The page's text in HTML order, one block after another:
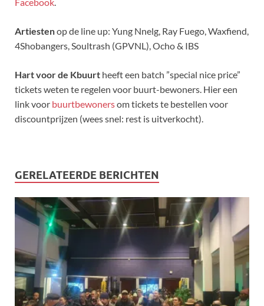
Artiestenop de line up: Yung Nnelg, Ray Fuego, Waxfiend,
4Shobangers, Soultrash (GPVNL), Ocho & IBS
Hart voor de Kbuurt heeft een batch ”special nice price”
tickets weten te regelen voor buurt-bewoners. Hier een
link voor buurtbewonersom tickets te bestellen voor
discountprijzen (wees snel: rest is uitverkocht).
GERELATEERDE BERICHTEN